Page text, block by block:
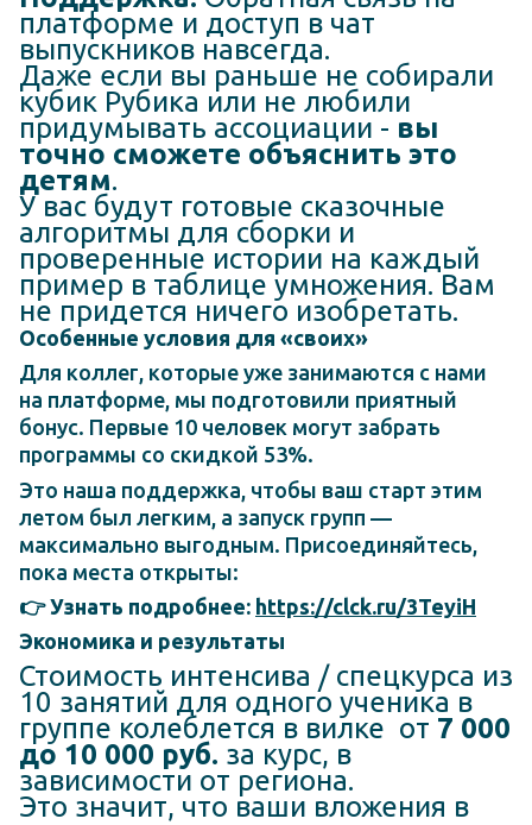
платформе и доступ в чат
выпускников навсегда.
Даже если вы раньше не собирали
кубик Рубика или не любили
придумывать ассоциации - вы
точно сможете объяснить это
детям.
У вас будут готовые сказочные
алгоритмы для сборки и
проверенные истории на каждый
пример в таблице умножения. Вам
не придется ничего изобретать.
Особенные условия для «своих»
Для коллег, которые уже занимаются с нами
на платформе, мы подготовили приятный
бонус. Первые 10 человек могут забрать
программы со скидкой 53%.
Это наша поддержка, чтобы ваш старт этим
летом был легким, а запуск групп —
максимально выгодным. Присоединяйтесь,
пока места открыты:
👉 Узнать подробнее: https://clck.ru/3TeyiH
Экономика и результаты
Стоимость интенсива / спецкурса из
10 занятий для одного ученика в
группе колеблется в вилке от 7 000
до 10 000 руб. за курс, в
зависимости от региона.
Это значит, что ваши вложения в